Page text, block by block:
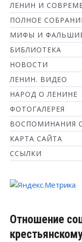
ЛЕНИН И
ПОЛНОЕ
МИФЫ И
БИБЛИОТЕКА
НОВОСТИ
ЛЕНИН. ВИДЕО
НАРОД О ЛЕНИНЕ
ФОТОГАЛЕРЕЯ
ВОСПОМИНАНИЯ
КАРТА САЙТА
ССЫЛКИ
Отношение